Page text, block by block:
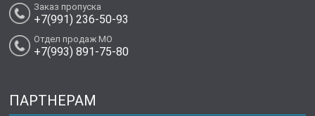
Заказ пропуска
+7(991) 236-50-93
Отдел продаж МО
+7(993) 891-75-80
ПАРТНЕРАМ